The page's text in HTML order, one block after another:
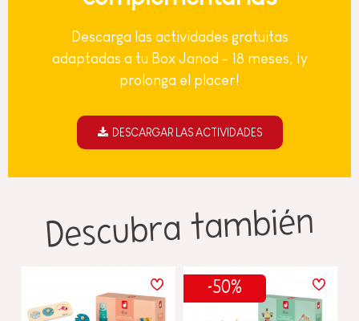
Descarga las actividades gratuitas
adaptadas a tu Box Janod - 18 meses, ¡y
prolonga el placer!
DESCARGAR LAS ACTIVIDADES
Descubra también
-50%